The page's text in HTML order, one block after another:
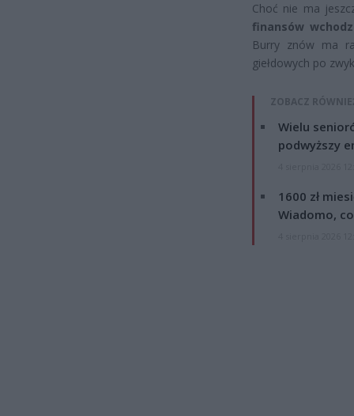
Choć nie ma
finansów
Burry znów ma
giełdowych po
ZOBACZ
Wielu
podwyższy
1600 zł
Wiadomo,